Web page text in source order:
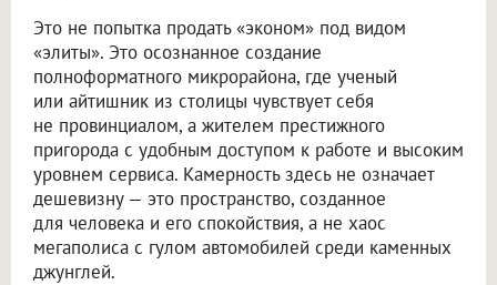
Это не попытка продать «эконом» под видом
«элиты». Это осознанное создание
полноформатного микрорайона, где ученый
или айтишник из столицы чувствует себя
не провинциалом, а жителем престижного
пригорода с удобным доступом к работе и высоким
уровнем сервиса. Камерность здесь не означает
дешевизну — это пространство, созданное
для человека и его спокойствия, а не хаос
мегаполиса с гулом автомобилей среди каменных
джунглей.